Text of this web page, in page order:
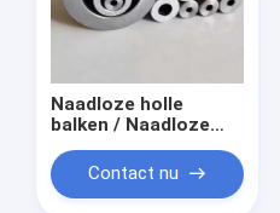
Naadloze holle
balken / Naadloze
koolstof- en
legeringsstaal
mechanische buizen
Contact nu